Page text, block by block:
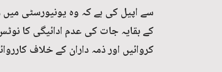
سے اپیل کی ہے کہ وہ یونیورسٹی میں
کے بقایہ جات کی عدم ادائیگی کا
کروائیں اور ذمہ داران کے خلاف